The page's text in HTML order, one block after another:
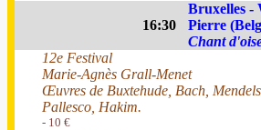
16:30
Bruxelles -
Pierre
Chant
12e Festival
Marie-Agnès Grall-Menet
Œuvres de Buxtehude, Bach,
Pallesco, Hakim.
- 10 €